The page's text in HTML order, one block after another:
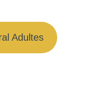
Adultes